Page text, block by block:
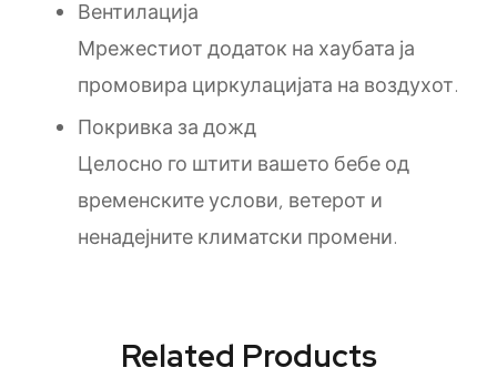
Вентилација
Мрежестиот додаток на хаубата ја
промовира циркулацијата на воздухот.
Покривка за дожд
Целосно го штити вашето бебе од
временските услови, ветерот и
ненадејните климатски промени.
Related Products